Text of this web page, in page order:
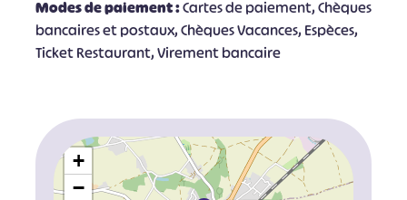
Modes de paiement :Cartes de paiement, Chèques
bancaires et postaux, Chèques Vacances, Espèces,
Ticket Restaurant, Virement bancaire
+
−